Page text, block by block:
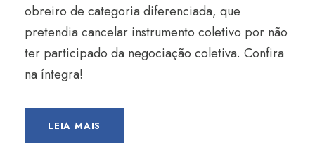
obreiro de categoria diferenciada, que
pretendia cancelar instrumento coletivo por não
ter participado da negociação coletiva. Confira
na íntegra!
LEIA MAIS